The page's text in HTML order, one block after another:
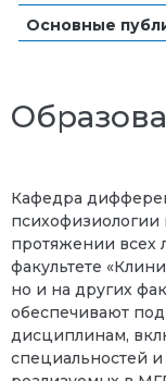
Основные
Кафедра
протяжении всех
факультете
но и на других
обеспечивают
дисциплинам,
специальностей